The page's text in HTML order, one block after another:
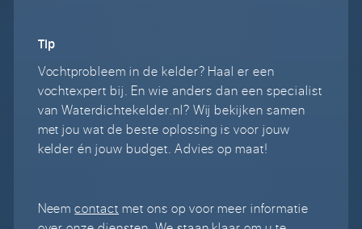
Tip
Vochtprobleem in de kelder? Haal er een
vochtexpert bij. En wie anders dan een specialist
van Waterdichtekelder.nl? Wij bekijken samen
met jou wat de beste oplossing is voor jouw
kelder én jouw budget. Advies op maat!
Neemcontact met ons op voor meer informatie